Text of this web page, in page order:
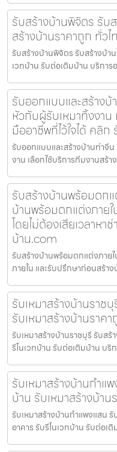
รับสร้างบ้านพิจิตร รับ
สร้างบ้านราคาถูก ทั่วไ
รับสร้างบ้านพิจิตร รับสร้างบ้าน
เวทบ้าน รับต่อเติมบ้าน บริกา
รับออกแบบและสร้าง
หัวกับผู้รับเหมาทิ้งงาน
มืออาชีพที่ไว้ใจได้ คลิ
รับออกแบบและสร้างบ้านท่าจี
งาน เลือกใช้บริการทีมงานสร้า
รับสร้างบ้านพร้อมตก
บ้านพร้อมตกแต่งภาย
โดยไม่ต้องเสียเวลาหา
บ้าน.com
รับสร้างบ้านพร้อมตกแต่งภาย
ภายใน และรับปรึกษาก่อนสร้าง
รับเหมาสร้างบ้านราช
รับเหมาสร้างบ้านราค
รับเหมาสร้างบ้านราชบุรี รับสร้
รีโนเวทบ้าน รับต่อเติมบ้าน บริ
รับเหมาสร้างบ้านกำแ
บ้าน รับเหมาสร้างบ้าน
รับเหมาสร้างบ้านกำแพงแสน
อาคาร รับรีโนเวทบ้าน รับต่อเ